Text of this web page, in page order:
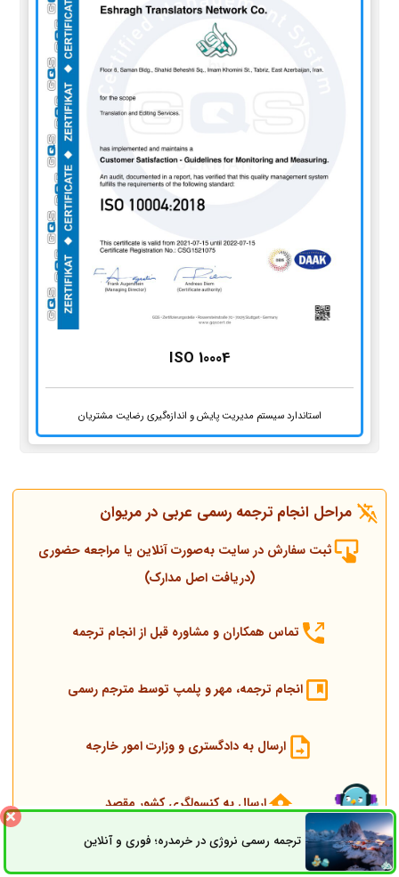
ISO 10004
استاندارد سیستم مدیریت پایش و اندازه‌گیری رضایت مشتریان
مراحل انجام ترجمه رسمی عربی در مریوان
ثبت سفارش در سایت به‌صورت آنلاین یا مراجعه حضوری
(دریافت اصل مدارک)
تماس همکاران و مشاوره قبل از انجام ترجمه
انجام ترجمه، مهر و پلمپ توسط مترجم رسمی
ارسال به دادگستری و وزارت امور خارجه
ارسال به کنسولگری کشور مقصد
ترجمه رسمی نروژی در خرمدره؛ فوری و آنلاینثبت سفارش راه های ارتباطی